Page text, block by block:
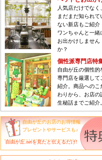
人気店だけでなく、
まだまだ知られて
ない新店もご紹介
ワンちゃんと一緒
お出かけしません
か？
個性派専門店特
自由が丘の個性的
専門店を厳選して
紹介。商品へのこ
わりから、お店の
生秘話までご紹介。
自由が丘のお店のお得情報
プレゼントやサービスも♪
自由が丘.netを見たと伝えるだけ!